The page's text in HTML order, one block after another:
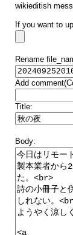
wikieditish
If you want to
Rename
Add
Title:
Body: